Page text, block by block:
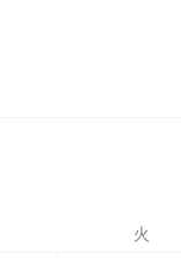
火